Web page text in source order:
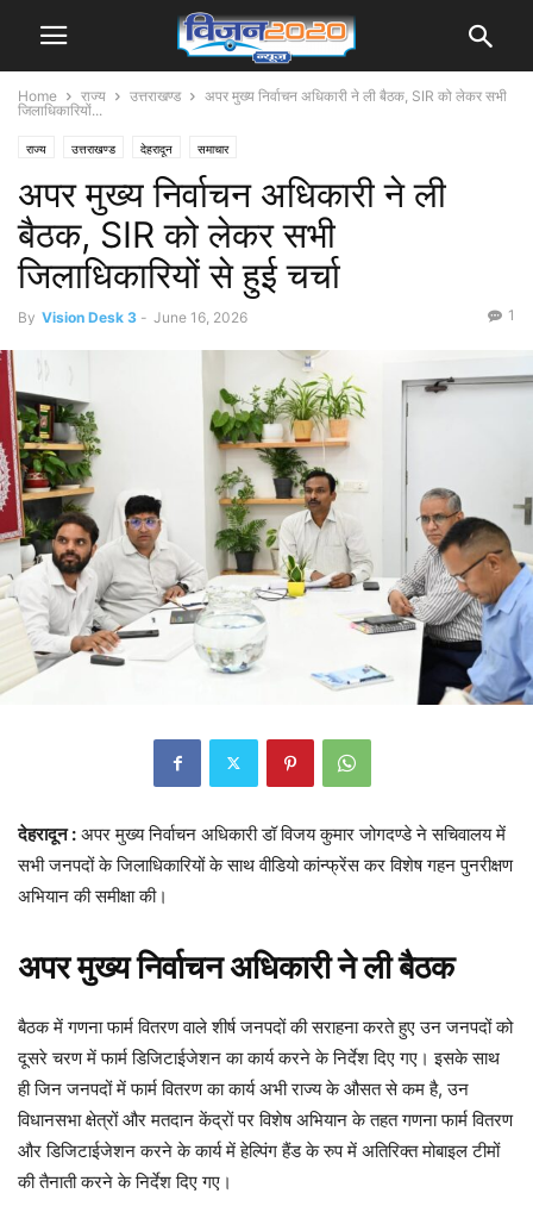
Home राज्य उत्तराखण्ड
अपर मुख्य निर्वाचन अधिकारी ने ली बैठक, SIR को लेकर सभी
जिलाधिकारियों...
राज्य उत्तराखण्ड देहरादून समाचार
अपर मुख्य निर्वाचन अधिकारी ने ली
बैठक, SIR को लेकर सभी
जिलाधिकारियों से हुई चर्चा
By Vision Desk 3 - June 16, 2026 1
देहरादून : अपर मुख्य निर्वाचन अधिकारी डॉ विजय कुमार जोगदण्डे ने सचिवालय में
सभी जनपदों के जिलाधिकारियों के साथ वीडियो कांन्फ्रेंस कर विशेष गहन पुनरीक्षण
अभियान की समीक्षा की।
अपर मुख्य निर्वाचन अधिकारी ने ली बैठक
बैठक में गणना फार्म वितरण वाले शीर्ष जनपदों की सराहना करते हुए उन जनपदों को
दूसरे चरण में फार्म डिजिटाईजेशन का कार्य करने के निर्देश दिए गए। इसके साथ
ही जिन जनपदों में फार्म वितरण का कार्य अभी राज्य के औसत से कम है, उन
विधानसभा क्षेत्रों और मतदान केंद्रों पर विशेष अभियान के तहत गणना फार्म वितरण
और डिजिटाईजेशन करने के कार्य में हेल्पिंग हैंड के रुप में अतिरिक्त मोबाइल टीमों
की तैनाती करने के निर्देश दिए गए।